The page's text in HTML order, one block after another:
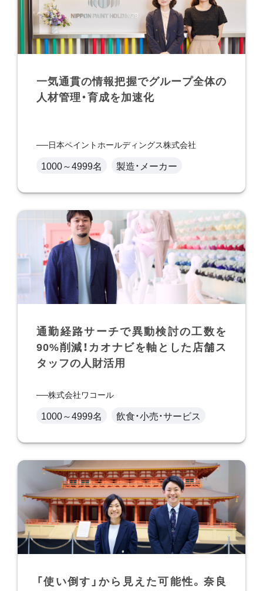
一気通貫の情報把握でグループ全体の
人材管理・育成を加速化
日本ペイントホールディングス株式会社
1000～4999名 製造・メーカー
通勤経路サーチで異動検討の工数を
90%削減！カオナビを軸とした店舗ス
タッフの人財活用
株式会社ワコール
1000～4999名 飲食・小売・サービス
「使い倒す」から見えた可能性。奈良